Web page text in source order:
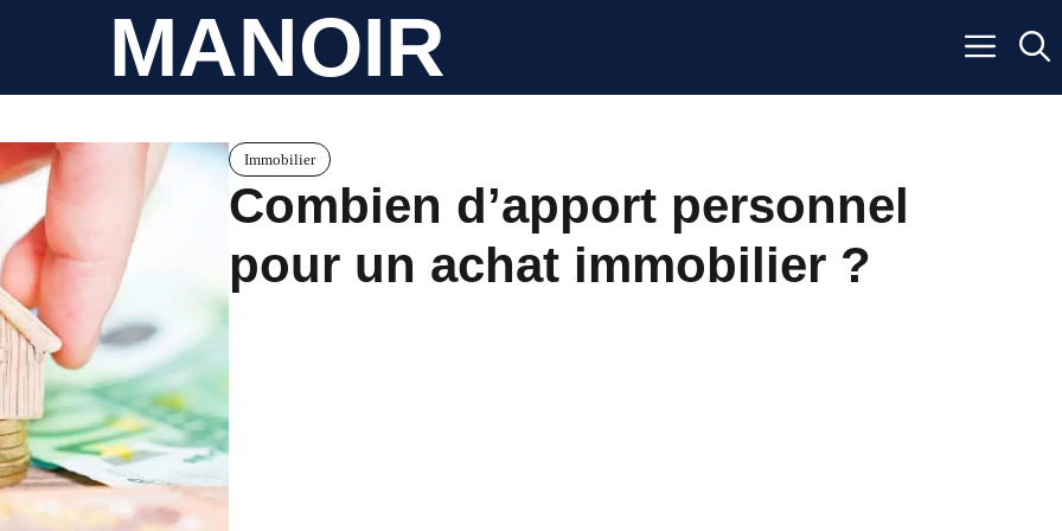
MANOIR
Immobilier
Combien d’apport personnel
pour un achat immobilier ?